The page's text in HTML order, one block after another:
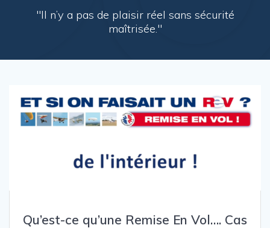
"Il n’y a pas de plaisir réel sans sécurité
maîtrisée."
Qu’est-ce qu’une Remise En Vol…. Cas